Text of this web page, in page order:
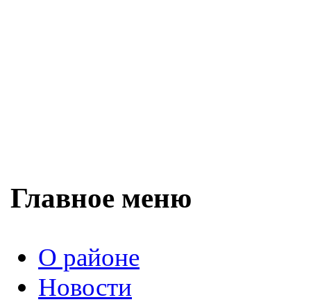
Главное меню
О районе
Новости